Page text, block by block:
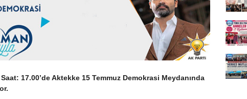
17.00’de Aktekke 15 Temmuz Demokrasi Meydanında